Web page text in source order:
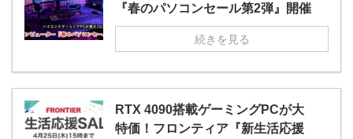
『春のパソコンセール第2弾』開催
続きを見る
RTX 4090搭載ゲーミングPCが大
特価！フロンティア『新生活応援